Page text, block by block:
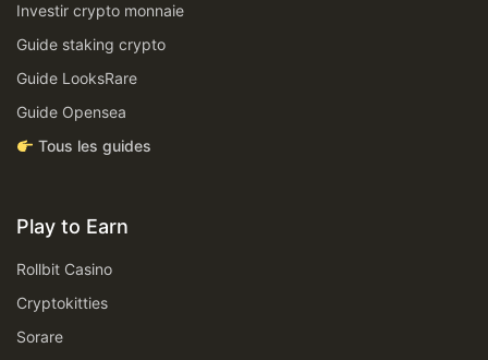
Investir crypto monnaie
Guide staking crypto
Guide LooksRare
Guide Opensea
Tous les guides
Play to Earn
Rollbit Casino
Cryptokitties
Sorare